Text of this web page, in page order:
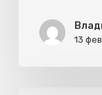
(ПТЭ)
13